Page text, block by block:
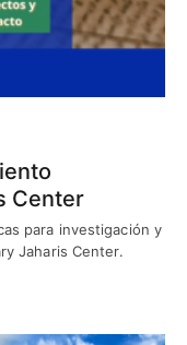
Center
para investigación y
Jaharis Center.